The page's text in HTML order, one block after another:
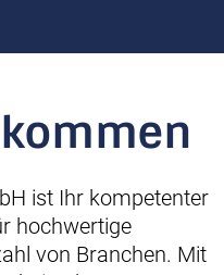
ist Ihr kompetenter
hochwertige
von Branchen. Mit